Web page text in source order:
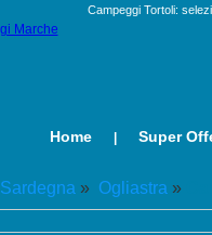
Campeggi Tortoli:
Home Super
Sardegna » Ogliastra »